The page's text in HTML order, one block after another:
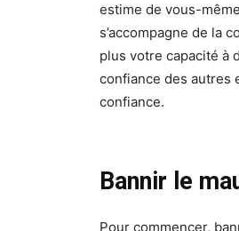
estime de vous-
s’accompagne de la
plus votre capacité à
confiance des autres
confiance.
Bannir le
Pour commencer,